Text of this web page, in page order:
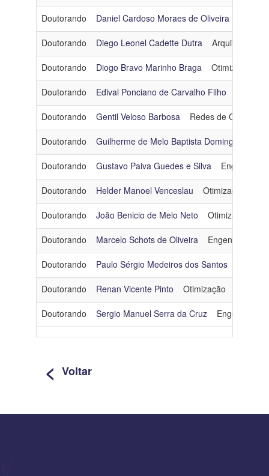
Linha
de
Pesquisa
Ingresso
Categoria
Doutorando Daniel Cardoso Moraes de Oliveira
Doutorando Diego Leonel Cadette Dutra Arquitetura e
Doutorando Diogo Bravo Marinho Braga Otimização
Doutorando Edival Ponciano de Carvalho Filho
Doutorando Gentil Veloso Barbosa Redes de
Doutorando Guilherme de Melo Baptista Domingues
Doutorando Gustavo Paiva Guedes e Silva Engenharia
Doutorando Helder Manoel Venceslau Otimização
Doutorando João Benicio de Melo Neto Otimização
Doutorando Marcelo Schots de Oliveira Engenharia de
Doutorando Paulo Sérgio Medeiros dos Santos
Doutorando Renan Vicente Pinto Otimização
Doutorando Sergio Manuel Serra da Cruz Engenharia
< Voltar